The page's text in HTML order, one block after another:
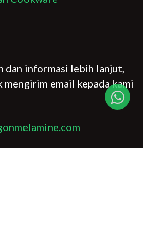
dan informasi lebih lanjut,
mengirim email kepada kami